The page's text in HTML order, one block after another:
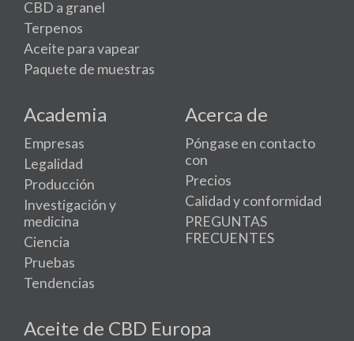
CBD a granel
Terpenos
Aceite para vapear
Paquete de muestras
Academia
Empresas
Legalidad
Producción
Investigación y
medicina
Ciencia
Pruebas
Tendencias
Acerca de
Póngase en contacto
con
Precios
Calidad y conformidad
PREGUNTAS
FRECUENTES
Aceite de CBD Europa